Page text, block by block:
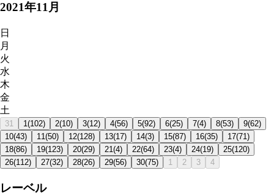
2021年11 月
日
月
火
水
木
金
土
31 1 (102) 2(10) 3(12) 4(56) 5(92) 6(25) 7(4) 8(53) 9(62)
10(43) 11 (50) 12(128) 13(17) 14(3) 15(87) 16(35) 17(71 )
18(86) 19(123) 20(29) 21 (4) 22(64) 23(4) 24(19) 25(120)
26(112) 27(32) 28(26) 29(56) 30(75) 1 2 3 4
レーベル